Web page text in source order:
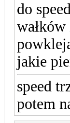
do
wałków
jakie
speed
potem